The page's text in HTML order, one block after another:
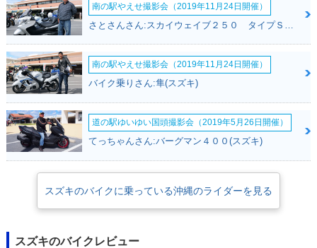
2004年 VanVan 20
0・カラーチェンジ
2003年 VanVan 20
0・カラーチェンジ
2003年 VanVan 20
0Z・追加
2002年 VanVan 20
0・カラーチェンジ
2002年 VanVan 20
0・新登場
南の駅やえせ撮影会（2019年11月24日開催）
南の駅やえせ撮影会（2019年11月24日開催）
バイク乗りさん:隼(スズキ)
道の駅ゆいゆい国頭撮影会（2019年5月26日開催）
てっちゃんさん:バーグマン４００(スズキ)
スズキのバイクに乗っている沖縄のライダーを見る
スズキのバイクレビュー